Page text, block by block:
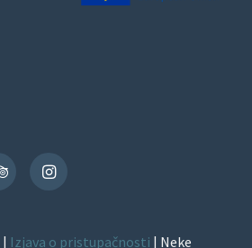
TripAdvisorInstagram
| Izjava o pristupačnosti | Neke